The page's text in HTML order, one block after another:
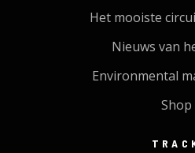
Het mooiste
Nieuws van
Environmental
Shop